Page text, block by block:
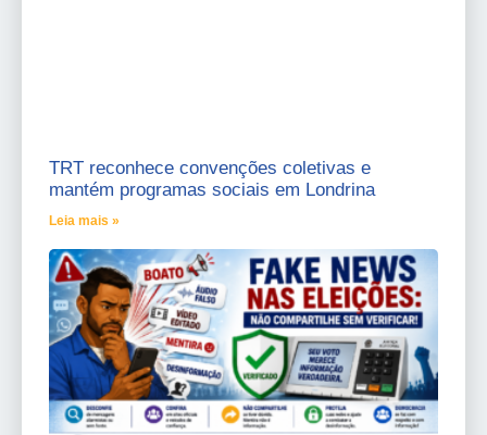
TRT reconhece convenções coletivas e
mantém programas sociais em Londrina
Leia mais »